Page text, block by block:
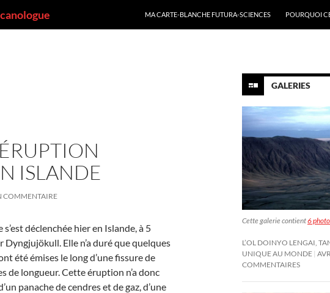
MA CARTE-BLANCHE FUTURA-SCIENCES
POURQUOI
ISLANDE
COMMENTAIRE
déclenchée hier en Islande, à 5
Elle n’a duré que quelques
été émises le long d’une fissure de
de longueur. Cette éruption n’a donc
panache de cendres et de gaz, d’une
GALERIES
Cette galerie contient6
L’OL DOINYO LENGAI,
UNIQUE AU MONDE
COMMENTAIRES